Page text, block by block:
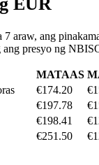
7 araw, ang
presyo ng
MATAAS
€174.20
€197.78
€198.41
€251.50